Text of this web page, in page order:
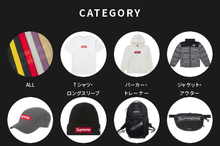
CATEGORY
ALL
Tシャツ・
ロングスリーブ
パーカー・
トレーナー
ジャケット・
アウター